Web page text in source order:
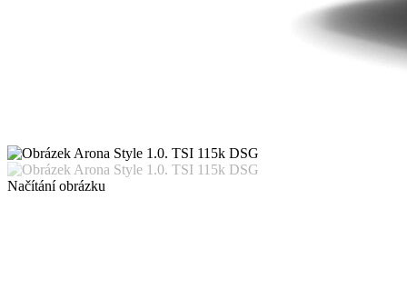
Načítání obrázku